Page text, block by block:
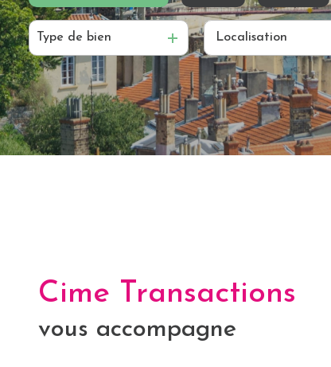
Alerte
e-
mail
Biens
vendus
Contact
De l'ancien
De l'immo pro
à l'année
De l'immo pro
Type de bien
Cime Transactions
vous accompagne